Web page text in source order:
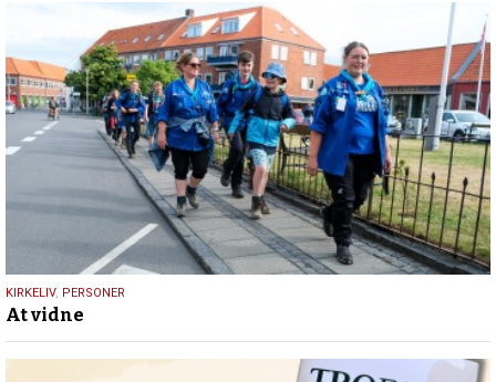
9.
juli
2026
KIRKELIV, PERSONER
At vidne